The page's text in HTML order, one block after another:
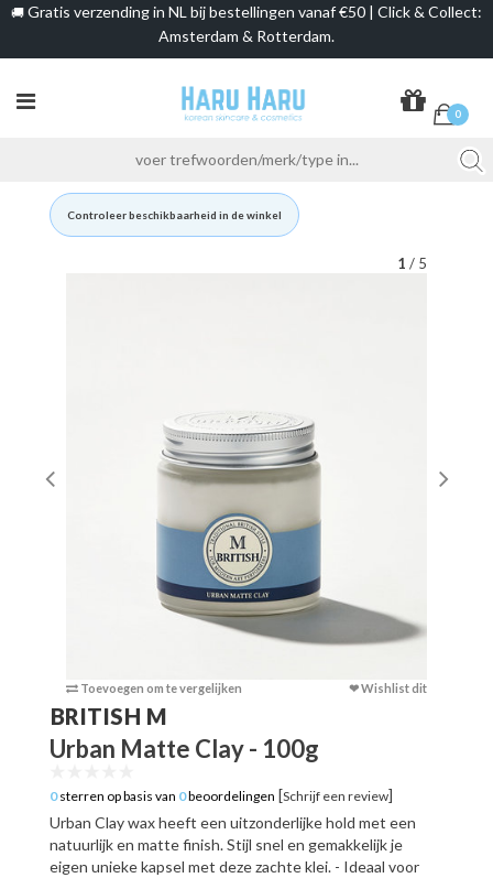
🚚 Gratis verzending in NL bij bestellingen vanaf €50 | Click & Collect:
Amsterdam & Rotterdam.
0
Controleer beschikbaarheid in de winkel
1 / 5
Toevoegen om te vergelijken ❤ Wishlist dit
BRITISH M
Urban Matte Clay - 100g
0sterren op basis van 0beoordelingen [Schrijf een review]
Urban Clay wax heeft een uitzonderlijke hold met een
natuurlijk en matte finish. Stijl snel en gemakkelijk je
eigen unieke kapsel met deze zachte klei. - Ideaal voor